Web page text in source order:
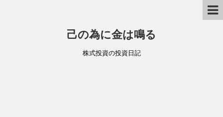
己の為に金は鳴る
株式投資の投資日記